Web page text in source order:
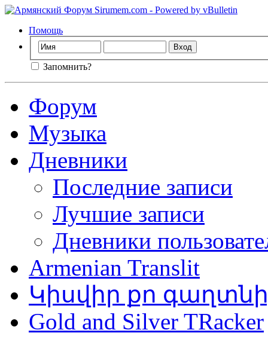
Помощь
Запомнить?
Форум
Музыка
Дневники
Последние записи
Лучшие записи
Дневники
Armenian Translit
Կիսվիր քո
Gold and Silver TRacker